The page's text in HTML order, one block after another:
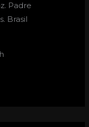
Padre
Brasil